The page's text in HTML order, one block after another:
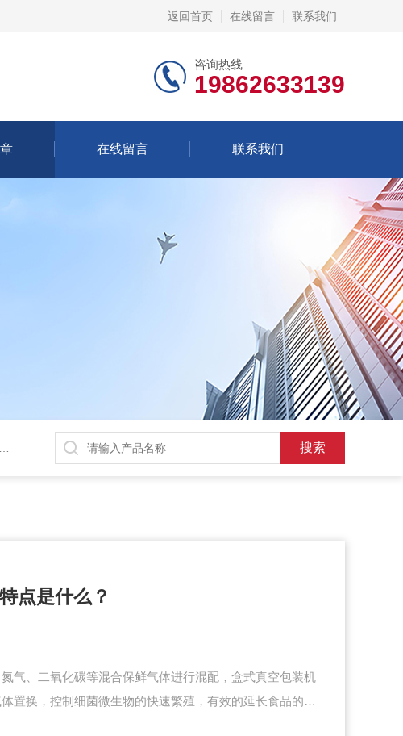
返回首页 在线留言 联系我们
咨询热线
19862633139
在线留言 联系我们
点是什么？
气、二氧化碳等混合保鲜气体进行混配，盒式真空包装机
置换，控制细菌微生物的快速繁殖，有效的延长食品的保